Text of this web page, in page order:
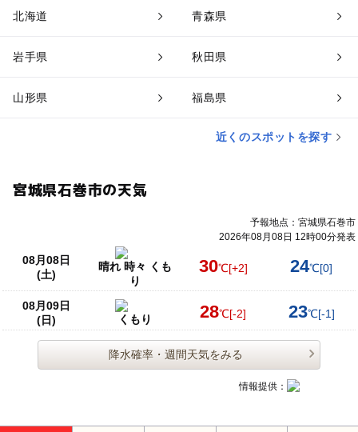
北海道 青森県
岩手県 秋田県
山形県 福島県
近くのスポットを探す
宮城県石巻市の天気
予報地点：宮城県石巻市
2026年08月08日 12時00分発表
08月08日
(土)
晴れ 時々 くも
り
30℃[+2] 24℃[0]
08月09日
(日)
くもり 28℃[-2] 23℃[-1]
降水確率・週間天気をみる
情報提供：